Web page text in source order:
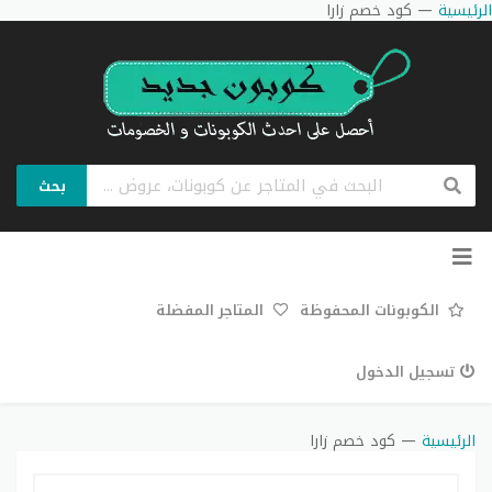
الرئيسية — كود خصم زارا
بحث
تخطي
الكوبونات المحفوظة المتاجر المفضلة
تسجيل الدخول
الرئيسية — كود خصم زارا